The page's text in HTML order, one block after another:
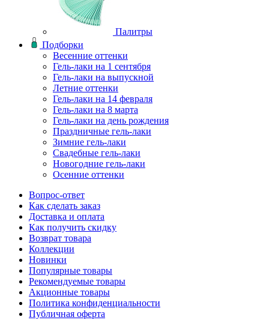
Палитры
Подборки
Весенние оттенки
Гель-лаки на 1 сентября
Гель-лаки на выпускной
Летние оттенки
Гель-лаки на 14 февраля
Гель-лаки на 8 марта
Гель-лаки на день рождения
Праздничные гель-лаки
Зимние гель-лаки
Свадебные гель-лаки
Новогодние гель-лаки
Осенние оттенки
Вопрос-ответ
Как сделать заказ
Доставка и оплата
Как получить скидку
Возврат товара
Коллекции
Новинки
Популярные товары
Рекомендуемые товары
Акционные товары
Политика конфиденциальности
Публичная оферта